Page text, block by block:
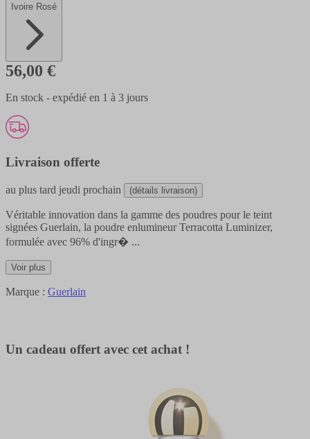
Ivoire Rosé
56,00 €
En stock - expédié en 1 à 3 jours
Livraison offerte
au plus tard jeudi prochain (détails livraison)
Véritable innovation dans la gamme des poudres pour le teint
signées Guerlain, la poudre enlumineur Terracotta Luminizer,
formulée avec 96% d'ingr� ...
Voir plus
Marque : Guerlain
Un cadeau offert avec cet achat !